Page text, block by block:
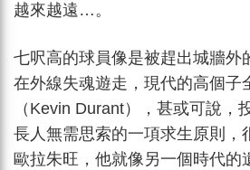
越來越遠…。
七呎高的球員像是被趕出城牆外
在外線失魂遊走，現代的高個子
（Kevin Durant），甚或可說，
長人無需思索的一項求生原則，
歐拉朱旺，他就像另一個時代